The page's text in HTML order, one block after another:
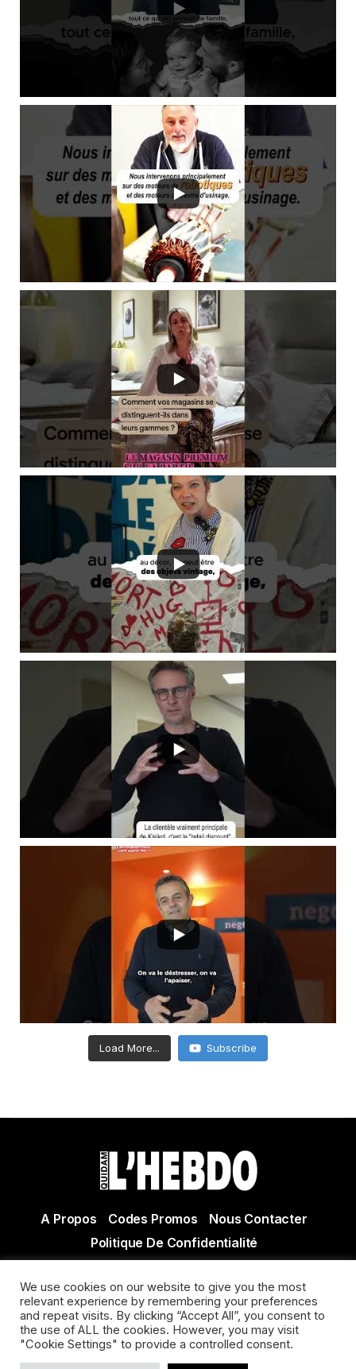
Load More... Subscribe
A Propos Codes Promos
Nous Contacter
Politique De Confidentialité
Actualité Agen - Actualité en lot et Garonne - Actualité
Villeneuve sur Lot
We use cookies on our website to give you the most
relevant experience by remembering your preferences
and repeat visits. By clicking “Accept All”, you consent to
the use of ALL the cookies. However, you may visit
"Cookie Settings" to provide a controlled consent.